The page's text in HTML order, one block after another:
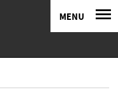
MENU